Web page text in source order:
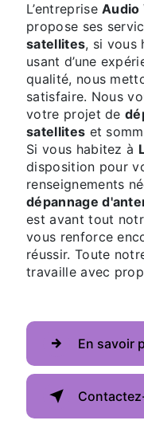
L’entrepriseAudio
propose ses
satellites, si vous
usant d’une
qualité, nous
satisfaire. Nous
votre projet de
satellites et
Si vous habitez à
disposition pour
renseignements
dépannage
est avant tout
vous renforce
réussir. Toute
travaille avec
En savoir